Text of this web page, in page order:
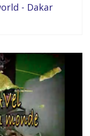
- Dakar